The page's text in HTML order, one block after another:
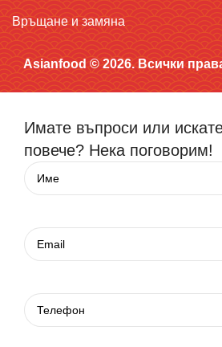
Връщане и замяна
Asianfood © 2026. Всички
Имате въпроси или
повече? Нека поговорим!